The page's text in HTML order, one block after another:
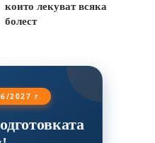
които лекуват всяка
болест
2027 г.